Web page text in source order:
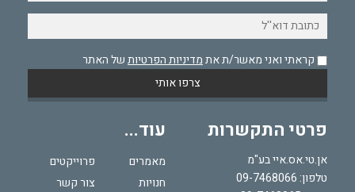
קראתי ואני מאשר/ת אתמדיניות הפרטיותשל האתר
פרטי התקשרות
אן.טי.אס.איי בע"מ
טלפון: 09-7468066
עוד...
מאמרים
פרוייקטים
חנויות
צור קשר